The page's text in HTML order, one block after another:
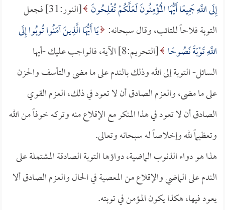
إِلَى اللَّهِ جَمِيعًا أَيُّهَا الْمُؤْمِنُونَ لَعَلَّكُمْ تُفْلِحُونَ
[النور:31] فجعل
التوبة فلاحاً للتائب، وقال سبحانه: يَا أَيُّهَا الَّذِينَ آمَنُوا تُوبُوا إِلَى
اللَّهِ تَوْبَةً نَصُوحًا
[التحريم:8] الآية، فالواجب عليك -أيها
السائل- التوبة إلى الله وذلك بالندم على ما مضى والتأسف والحزن
على ما مضى، والعزم الصادق أن لا تعود في ذلك، العزم القوي
الصادق أن لا تعود في هذا المنكر مع الإقلاع منه وتركه خوفاً من الله
وتعظيماً لله وإخلاصاً له سبحانه وتعالى.
هذا هو دواء الذنوب الماضية، دواؤها التوبة الصادقة المشتملة على
الندم على الماضي والإقلاع من المعصية في الحال والعزم الصادق ألا
يعود فيها، هكذا يكون المؤمن في توبته.